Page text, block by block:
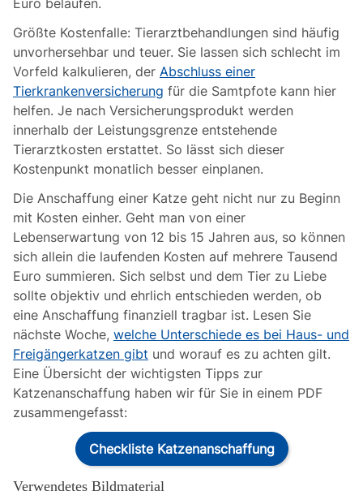
Größte Kostenfalle: Tierarztbehandlungen sind häufig
unvorhersehbar und teuer. Sie lassen sich schlecht im
Vorfeld kalkulieren, der Abschluss einer
Tierkrankenversicherung für die Samtpfote kann hier
helfen. Je nach Versicherungsprodukt werden
innerhalb der Leistungsgrenze entstehende
Tierarztkosten erstattet. So lässt sich dieser
Kostenpunkt monatlich besser einplanen.
Die Anschaffung einer Katze geht nicht nur zu Beginn
mit Kosten einher. Geht man von einer
Lebenserwartung von 12 bis 15 Jahren aus, so können
sich allein die laufenden Kosten auf mehrere Tausend
Euro summieren. Sich selbst und dem Tier zu Liebe
sollte objektiv und ehrlich entschieden werden, ob
eine Anschaffung finanziell tragbar ist. Lesen Sie
nächste Woche, welche Unterschiede es bei Haus- und
Freigängerkatzen gibt und worauf es zu achten gilt.
Eine Übersicht der wichtigsten Tipps zur
Katzenanschaffung haben wir für Sie in einem PDF
zusammengefasst:
Checkliste Katzenanschaffung
Verwendetes Bildmaterial